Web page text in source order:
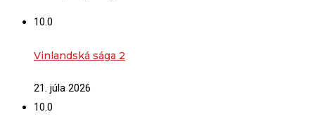
10.0
Vinlandská sága 2
21. júla 2026
10.0